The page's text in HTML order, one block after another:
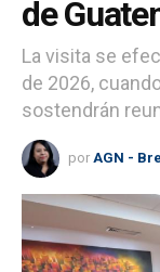
de
La visita se
de 2026,
sostendrán
por AGN -